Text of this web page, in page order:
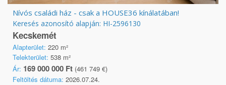
Nívós családi ház - csak a HOUSE36 kínálatában!
Keresés azonosító alapján: HI-2596130
Kecskemét
Alapterület: 220 m²
Telekterület: 538 m²
Ár: 169 000 000 Ft (461 749 €)
Feltöltés dátuma: 2026.07.24.